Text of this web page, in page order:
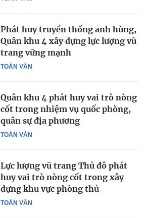
TOÀN VĂN
Phát huy truyền thống anh hùng,
Quân khu 4 xây dựng lực lượng vũ
trang vững mạnh
TOÀN VĂN
Quân khu 4 phát huy vai trò nòng
cốt trong nhiệm vụ quốc phòng,
quân sự địa phương
TOÀN VĂN
Lực lượng vũ trang Thủ đô phát
huy vai trò nòng cốt trong xây
dựng khu vực phòng thủ